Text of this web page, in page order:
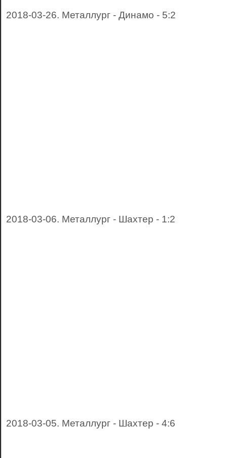
2018-03-26. Металлург - Динамо - 5:2
2018-03-06. Металлург - Шахтер - 1:2
2018-03-05. Металлург - Шахтер - 4:6